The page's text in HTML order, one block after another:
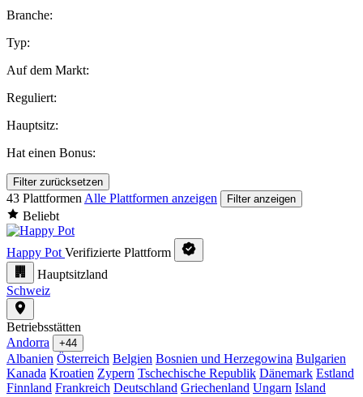
Branche:
Typ:
Auf dem Markt:
Reguliert:
Hauptsitz:
Hat einen Bonus:
Filter zurücksetzen
43 Plattformen Alle Plattformen anzeigen Filter anzeigen
Beliebt
Happy Pot Verifizierte Plattform
Hauptsitzland
Schweiz
Betriebsstätten
Andorra
+44
Albanien Österreich Belgien Bosnien und Herzegowina Bulgarien
Kanada Kroatien Zypern Tschechische Republik Dänemark Estland
Finnland Frankreich Deutschland Griechenland Ungarn Island